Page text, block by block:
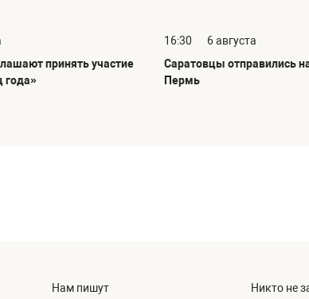
принять участие
года»
16:30
6 августа
Саратовцы отправились
Пермь
Нам пишут Никто не